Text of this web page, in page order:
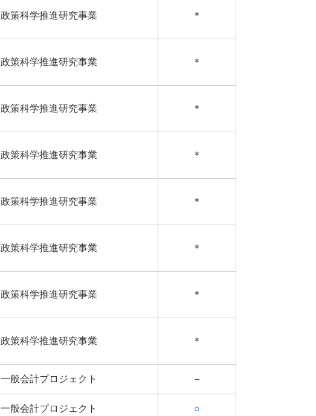
政策科学推進研究事業 ＊
政策科学推進研究事業 ＊
政策科学推進研究事業 ＊
政策科学推進研究事業 ＊
政策科学推進研究事業 ＊
政策科学推進研究事業 ＊
政策科学推進研究事業 ＊
政策科学推進研究事業 ＊
一般会計プロジェクト －
一般会計プロジェクト ○